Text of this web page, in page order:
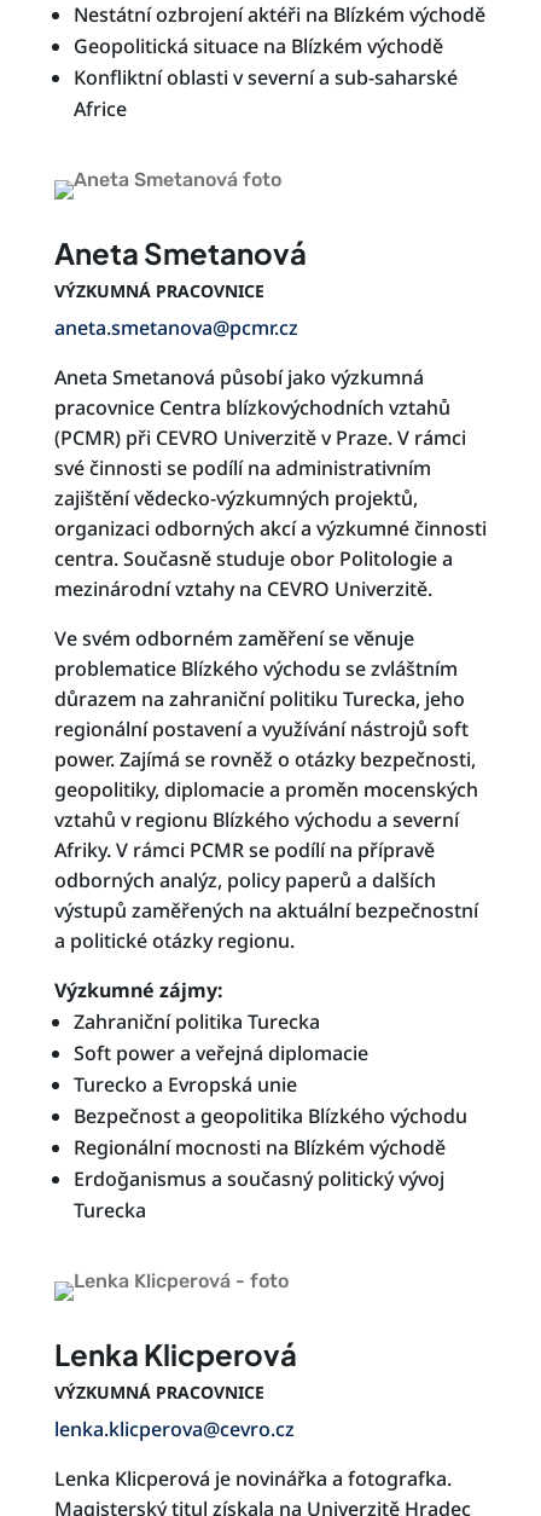
Nestátní ozbrojení aktéři na Blízkém východě
Geopolitická situace na Blízkém východě
Konfliktní oblasti v severní a sub-saharské
Africe
Aneta Smetanová
VÝZKUMNÁ PRACOVNICE
aneta.smetanova@pcmr.cz
Aneta Smetanová působí jako výzkumná
pracovnice Centra blízkovýchodních vztahů
(PCMR) při CEVRO Univerzitě v Praze. V rámci
své činnosti se podílí na administrativním
zajištění vědecko-výzkumných projektů,
organizaci odborných akcí a výzkumné činnosti
centra. Současně studuje obor Politologie a
mezinárodní vztahy na CEVRO Univerzitě.
Ve svém odborném zaměření se věnuje
problematice Blízkého východu se zvláštním
důrazem na zahraniční politiku Turecka, jeho
regionální postavení a využívání nástrojů soft
power. Zajímá se rovněž o otázky bezpečnosti,
geopolitiky, diplomacie a proměn mocenských
vztahů v regionu Blízkého východu a severní
Afriky. V rámci PCMR se podílí na přípravě
odborných analýz, policy paperů a dalších
výstupů zaměřených na aktuální bezpečnostní
a politické otázky regionu.
Výzkumné zájmy:
Zahraniční politika Turecka
Soft power a veřejná diplomacie
Turecko a Evropská unie
Bezpečnost a geopolitika Blízkého východu
Regionální mocnosti na Blízkém východě
Erdoğanismus a současný politický vývoj
Turecka
Lenka Klicperová
VÝZKUMNÁ PRACOVNICE
lenka.klicperova@cevro.cz
Lenka Klicperová je novinářka a fotografka.
Magisterský titul získala na Univerzitě Hradec